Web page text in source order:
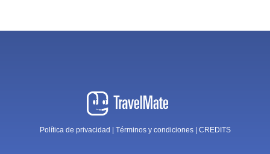
Política de privacidad Términos y condiciones CREDITS